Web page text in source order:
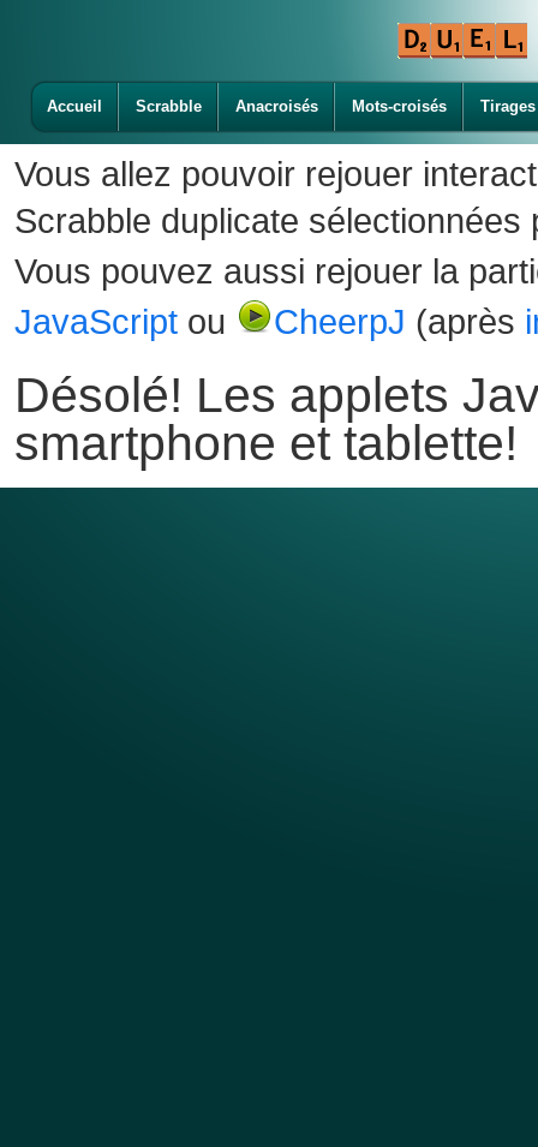
Accueil Scrabble Anacroisés Mots-croisés Tirages
Vous allez pouvoir rejouer
Scrabble duplicate sélectionnées
Vous pouvez aussi rejouer la
JavaScript ou CheerpJ (après
Désolé! Les applets
smartphone et tablette!